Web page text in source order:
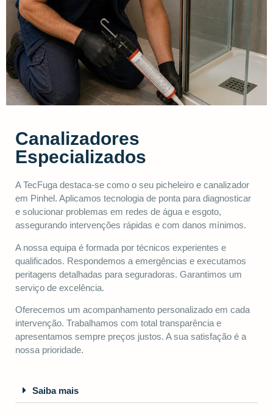
Canalizadores
Especializados
A TecFuga destaca-se como o seu picheleiro e canalizador
em Pinhel. Aplicamos tecnologia de ponta para diagnosticar
e solucionar problemas em redes de água e esgoto,
assegurando intervenções rápidas e com danos mínimos.
A nossa equipa é formada por técnicos experientes e
qualificados. Respondemos a emergências e executamos
peritagens detalhadas para seguradoras. Garantimos um
serviço de excelência.
Oferecemos um acompanhamento personalizado em cada
intervenção. Trabalhamos com total transparência e
apresentamos sempre preços justos. A sua satisfação é a
nossa prioridade.
Saiba mais